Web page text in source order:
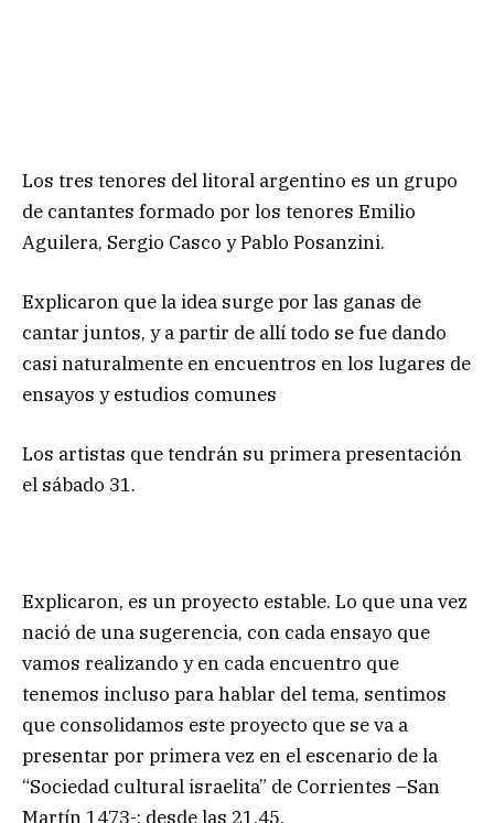
Los tres tenores del litoral argentino es un grupo
de cantantes formado por los tenores Emilio
Aguilera, Sergio Casco y Pablo Posanzini.
Explicaron que la idea surge por las ganas de
cantar juntos, y a partir de allí todo se fue dando
casi naturalmente en encuentros en los lugares de
ensayos y estudios comunes
Los artistas que tendrán su primera presentación
el sábado 31.
Explicaron, es un proyecto estable. Lo que una vez
nació de una sugerencia, con cada ensayo que
vamos realizando y en cada encuentro que
tenemos incluso para hablar del tema, sentimos
que consolidamos este proyecto que se va a
presentar por primera vez en el escenario de la
“Sociedad cultural israelita” de Corrientes –San
Martín 1473-; desde las 21,45.